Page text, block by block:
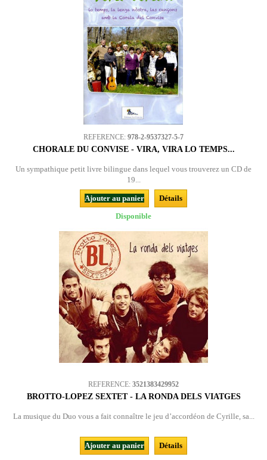
REFERENCE: 978-2-9537327-5-7
CHORALE DU CONVISE - VIRA, VIRA LO TEMPS...
Un sympathique petit livre bilingue dans lequel vous trouverez un CD de
19...
Ajouter au panier
Détails
Disponible
REFERENCE: 3521383429952
BROTTO-LOPEZ SEXTET - LA RONDA DELS VIATGES
La musique du Duo vous a fait connaître le jeu d’accordéon de Cyrille, sa...
Ajouter au panier
Détails